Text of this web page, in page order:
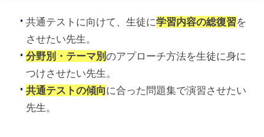
共通テストに向けて、生徒に学習内容の総復習を
させたい先生。
分野別・テーマ別のアプローチ方法を生徒に身に
つけさせたい先生。
共通テストの傾向に合った問題集で演習させたい
先生。